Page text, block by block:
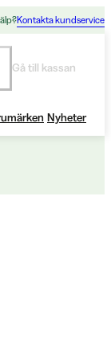
Kontakta kundservice
Gå till kassan
Nyheter